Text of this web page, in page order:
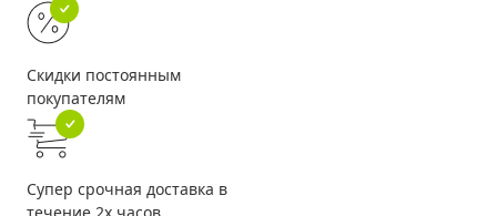
Скидки постоянным
покупателям
Супер срочная доставка в